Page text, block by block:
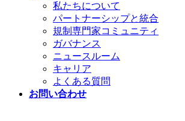
私たちについて
パートナーシップと統合
規制専門家コミュニティ
ガバナンス
ニュースルーム
キャリア
よくある質問
お問い合わせ